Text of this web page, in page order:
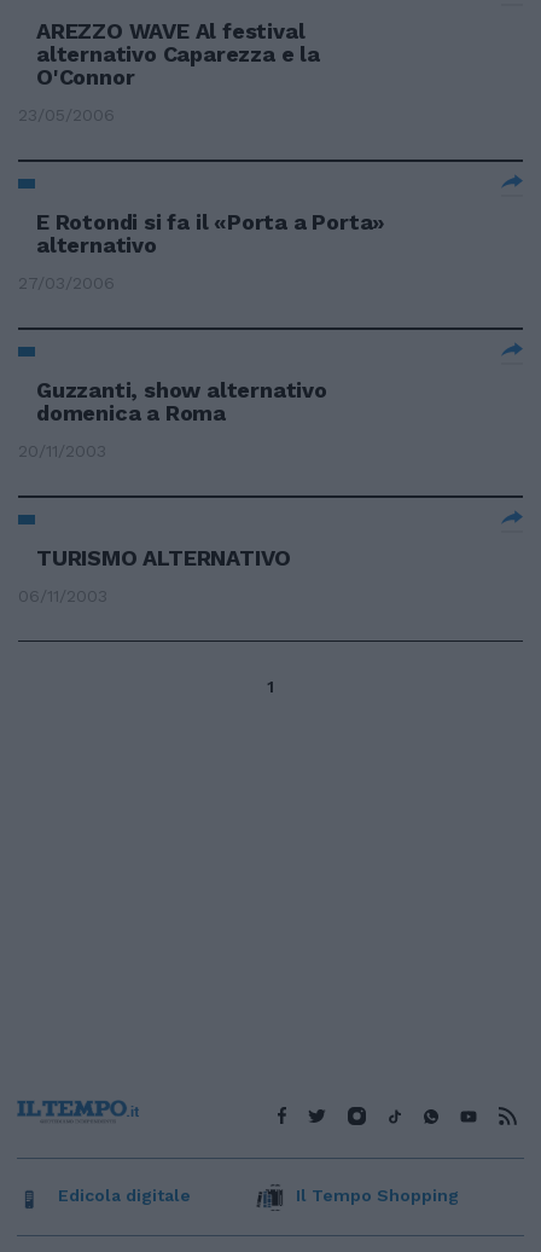
AREZZO WAVE Al festival
alternativo Caparezza e la
O'Connor
23/05/2006
E Rotondi si fa il «Porta a Porta»
alternativo
27/03/2006
Guzzanti, show alternativo
domenica a Roma
20/11/2003
TURISMO ALTERNATIVO
06/11/2003
1
Edicola digitale Il Tempo Shopping